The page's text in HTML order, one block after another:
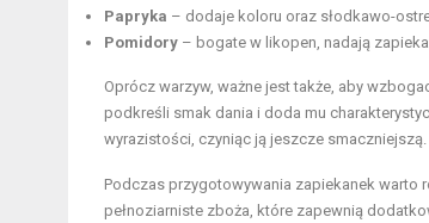
Papryka – dodaje koloru oraz słodkawo-
Pomidory – bogate w likopen , nadają
Oprócz warzyw, ważne jest także, aby
podkreśli smak dania i doda mu
wyrazistości, czyniąc ją jeszcze smaczniejszą.
Podczas przygotowywania zapiekanek warto
pełnoziarniste zboża, które zapewnią